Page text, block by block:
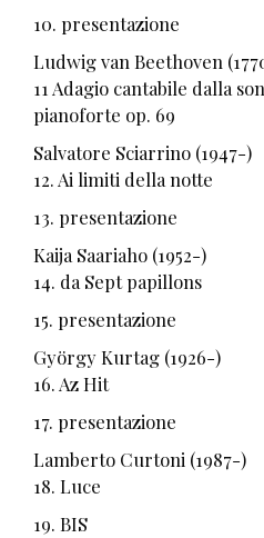
10. presentazione
Ludwig van Beethoven
11 Adagio cantabile dalla
pianoforte op. 69
Salvatore Sciarrino (1947-)
12. Ai limiti della notte
13. presentazione
Kaija Saariaho (1952-)
14. da Sept papillons
15. presentazione
György Kurtag (1926-)
16. Az Hit
17. presentazione
Lamberto Curtoni (1987-)
18. Luce
19. BIS